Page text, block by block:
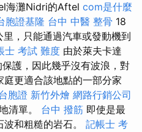
海灘Nidri的Aftel com是什麼
胞證基隆 台中 中醫 整骨 18
里，只能通過汽車或發動機到
士 考試 難度 由於萊夫卡達
護，因此幾乎沒有波浪，對
更適合該地點的一部分家
胞證 新竹外燴 網路行銷公司
清單。 台中 撥筋 即使是最
和粗糙的岩石。 記帳士 考